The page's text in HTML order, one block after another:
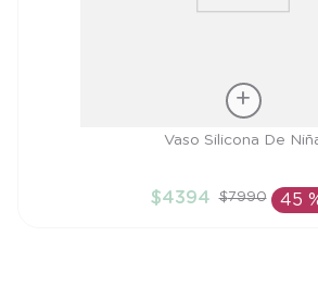
AÑADIR AL
Vaso Silicona De
$4394 $7990 45